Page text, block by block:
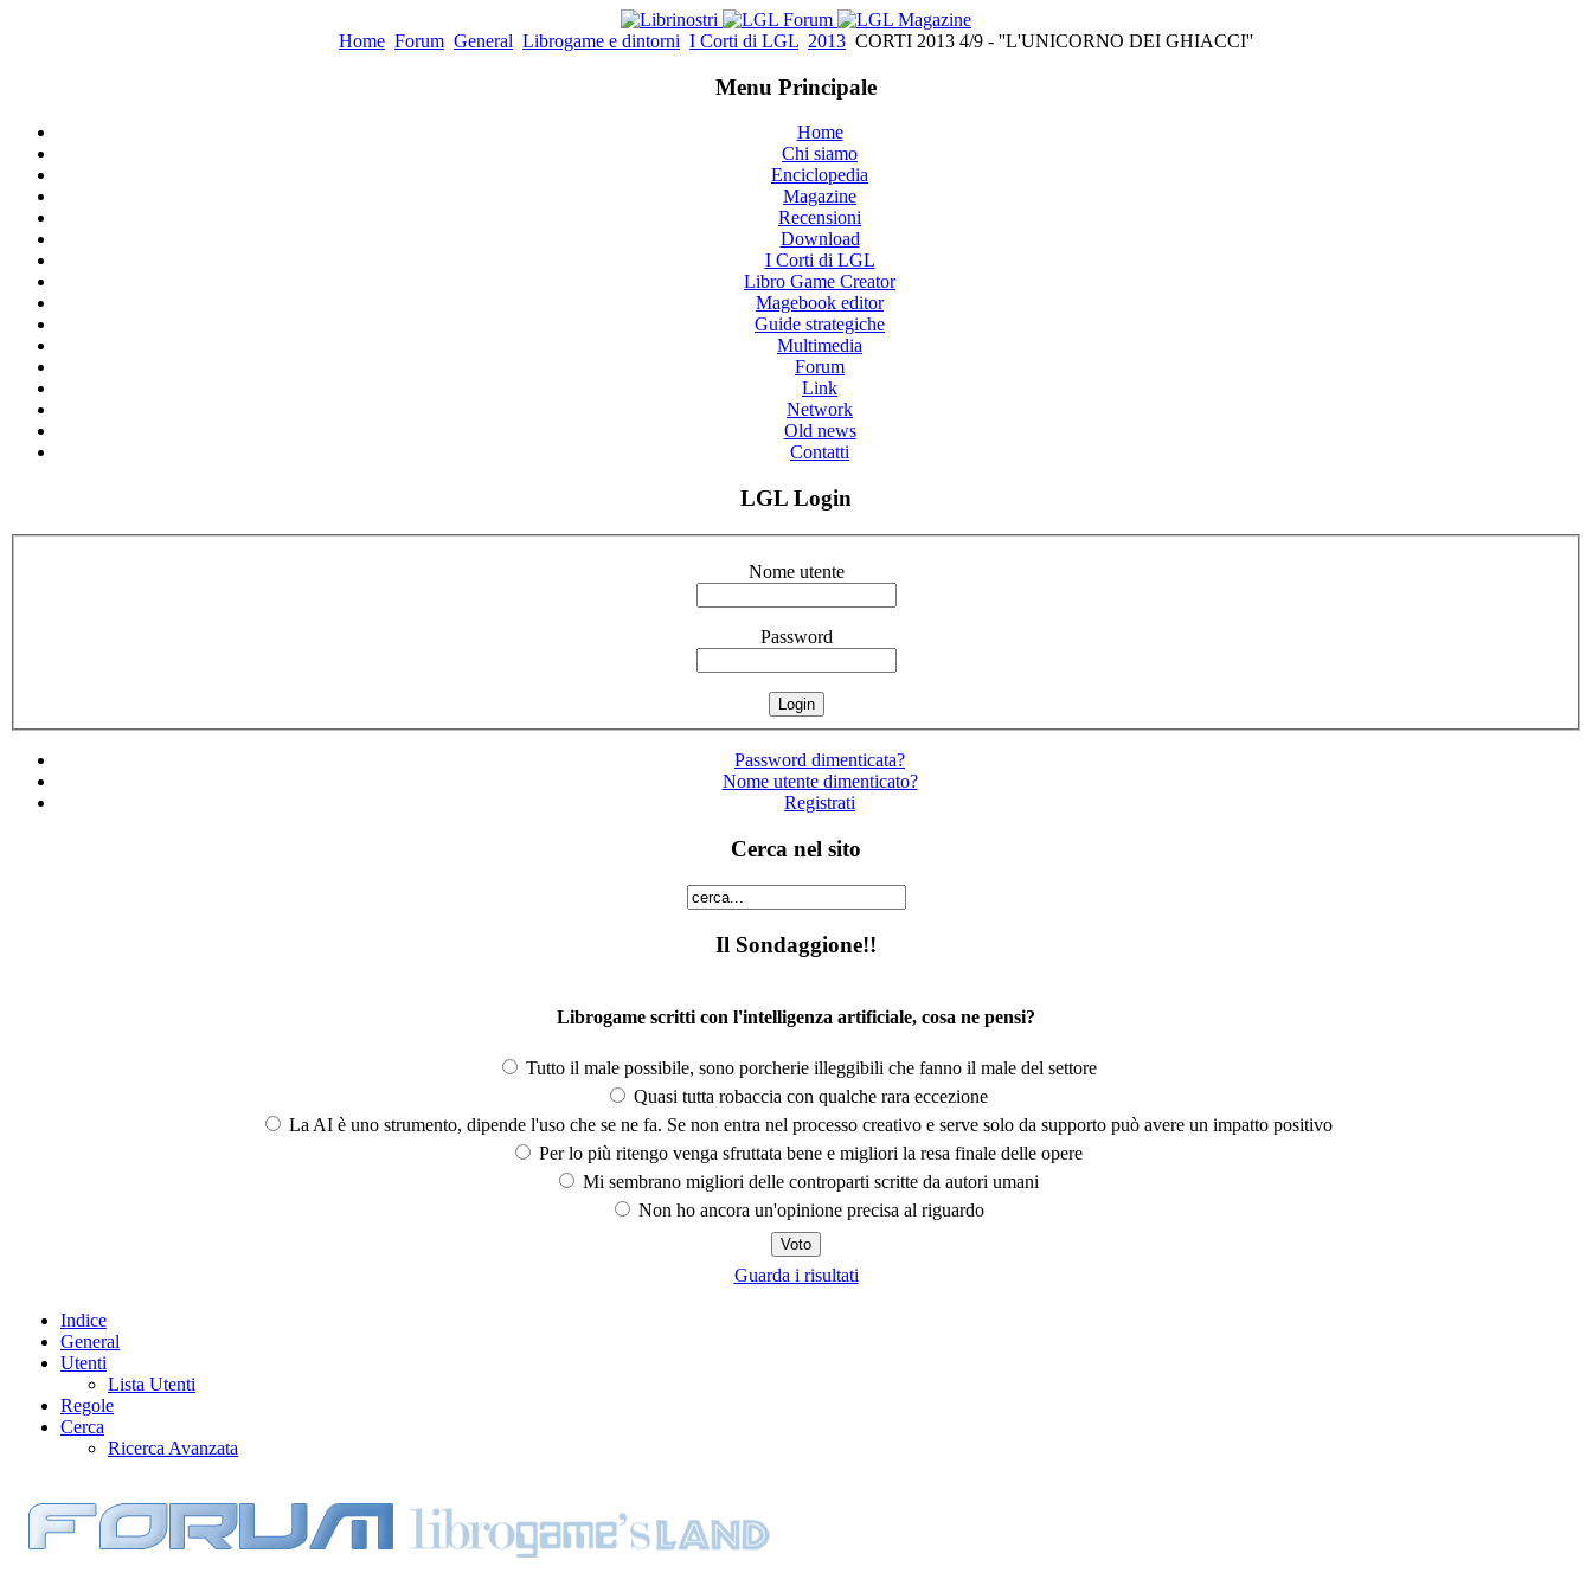
Home Forum General Librogame e dintorni I Corti di LGL 2013 CORTI 2013 4/9 - ''L'UNICORNO DEI GHIACCI''
Menu Principale
Home
Chi siamo
Enciclopedia
Magazine
Recensioni
Download
I Corti di LGL
Libro Game Creator
Magebook editor
Guide strategiche
Multimedia
Forum
Link
Network
Old news
Contatti
LGL Login
Nome utente
Password
Password dimenticata?
Nome utente dimenticato?
Registrati
Cerca nel sito
Il Sondaggione!!
Librogame scritti con l'intelligenza artificiale, cosa ne pensi?
Tutto il male possibile, sono porcherie illeggibili che fanno il male del settore
Quasi tutta robaccia con qualche rara eccezione
La AI è uno strumento, dipende l'uso che se ne fa. Se non entra nel processo creativo e serve solo da supporto può avere un impatto positivo
Per lo più ritengo venga sfruttata bene e migliori la resa finale delle opere
Mi sembrano migliori delle controparti scritte da autori umani
Non ho ancora un'opinione precisa al riguardo
Guarda i risultati
Indice
General
Utenti
Lista Utenti
Regole
Cerca
Ricerca Avanzata